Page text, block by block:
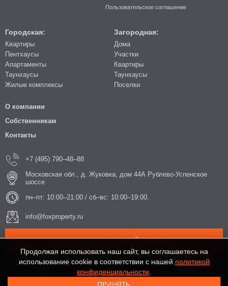
Пользовательское соглашение
Городская:
Квартиры
Пентхаусы
Апартаменты
Таунхаусы
Жилые комплексы
Загородная:
Дома
Участки
Квартиры
Таунхаусы
Поселки
О компании
Собственникам
Контакты
+7 (495) 790–48–88
Московская обл., д. Жуковка, дом 44А Рублево-Успенское
шоссе
пн–пт: 10:00–21:00 / сб–вс: 10:00–19:00.
info@foxproperty.ru
ЗАКАЗАТЬ ОБРАТНЫЙ ЗВОНОК
Продолжая использовать наш сайт, вы соглашаетесь на
использование cookie в соответствии с нашей политикой
конфиденциальности